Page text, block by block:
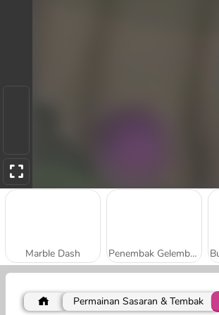
Marble Dash Penembak Gelembung Zuma
Permainan Sasaran & Tembak